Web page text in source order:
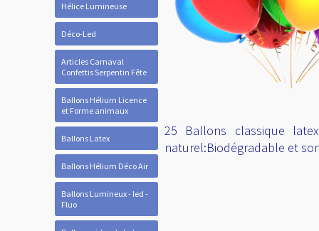
Hélice Lumineuse
Déco-Led
Articles Carnaval
Confettis Serpentin Fête
Ballons Hélium Licence
et Forme animaux
Ballons Latex
Ballons Hélium Déco Air
Ballons Lumineux - led -
Fluo
25 Ballons classique
naturel:Biodégradable et